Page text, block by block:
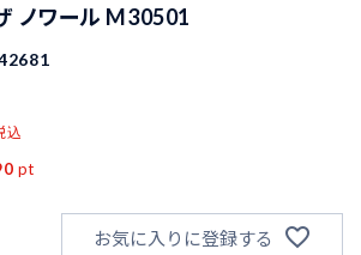
ノワール M30501
込
pt
お気に入りに登録する